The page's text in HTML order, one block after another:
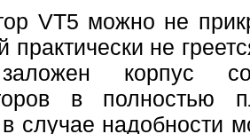
VT5 можно не
практически не
корпус
в полностью
случае надобности